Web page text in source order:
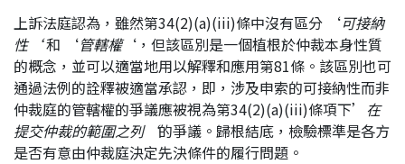
上訴法庭認為，雖然第34(2)(a)(iii)條中沒有區分 ‘可接納
性‘和 ‘管轄權‘，但該區別是一個植根於仲裁本身性質
的概念，並可以適當地用以解釋和應用第81條。該區別也可
通過法例的詮釋被適當承認，即，涉及申索的可接納性而非
仲裁庭的管轄權的爭議應被視為第34(2)(a)(iii)條項下’ 在
提交仲裁的範圍之列‘的爭議。歸根結底，檢驗標準是各方
是否有意由仲裁庭決定先決條件的履行問題。